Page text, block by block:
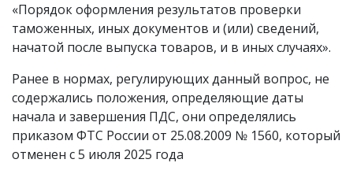
«Порядок оформления результатов проверки
таможенных, иных документов и (или) сведений,
начатой после выпуска товаров, и в иных случаях».
Ранее в нормах, регулирующих данный вопрос, не
содержались положения, определяющие даты
начала и завершения ПДС, они определялись
приказом ФТС России от 25.08.2009 № 1560, который
отменен с 5 июля 2025 года